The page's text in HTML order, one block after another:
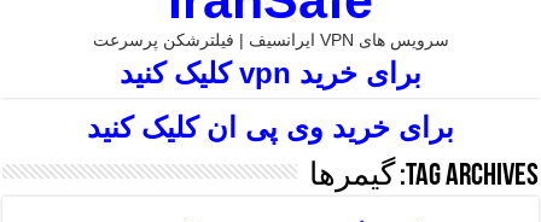
سرویس های VPN ایرانسیف | فیلترشکن پرسرعت
برای خرید vpn کلیک کنید
برای خرید وی پی ان کلیک کنید
Tag Archives: گیمرها